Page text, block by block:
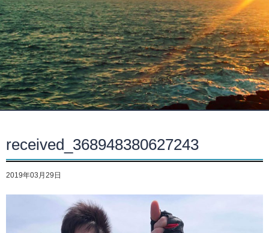
received_368948380627243
2019年03月29日